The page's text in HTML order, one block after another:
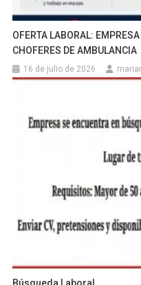
OFERTA LABORAL:
CHOFERES DE AMBULANCIA
16 de julio de 2026